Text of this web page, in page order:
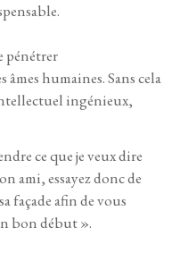
pénétrer
humaines. Sans cela
ingénieux,
ce que je veux dire
ami, essayez donc de
façade afin de vous
bon début ».